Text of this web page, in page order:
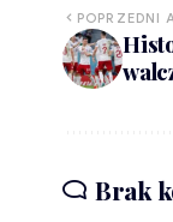
POPRZEDNI
Brak